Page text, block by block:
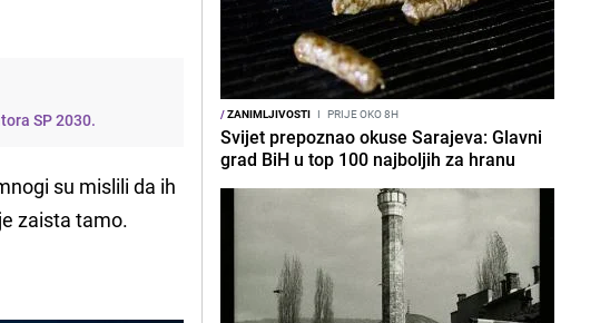
SP 2030.
su mislili da ih
zaista tamo.
/ZANIMLJIVOSTI I PRIJE OKO 8H
Svijet prepoznao okuse Sarajeva: Glavni
grad BiH u top 100 najboljih za hranu